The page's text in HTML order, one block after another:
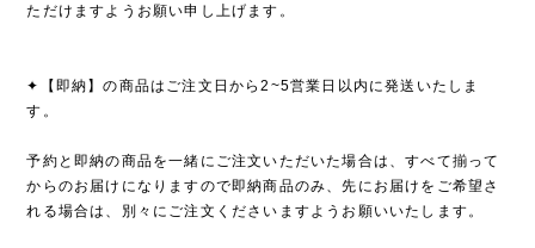
ただけますようお願い申し上げます。
✦【即納】の商品はご注文日から2~5営業日以内に発送いたしま
す。
予約と即納の商品を一緒にご注文いただいた場合は、すべて揃って
からのお届けになりますので即納商品のみ、先にお届けをご希望さ
れる場合は、別々にご注文くださいますようお願いいたします。